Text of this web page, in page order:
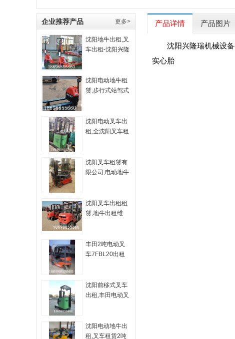
企业推荐产品 更多>
沈阳地牛出租,叉
车出租-沈阳兴隆
沈阳电动地牛租
赁,步行式站驾式
沈阳电动叉车出
租,全沈阳叉车租
沈阳叉车租赁有
限公司,电动地牛
沈阳叉车出租租
赁,地牛出租维
丰田2吨电动叉
车7FBL20出租
沈阳前移式叉车
出租,丰田电动叉
沈阳电动地牛出
租,叉车租赁2吨
产品详情 产品图片
沈阳兴隆瑞机械设
实心胎